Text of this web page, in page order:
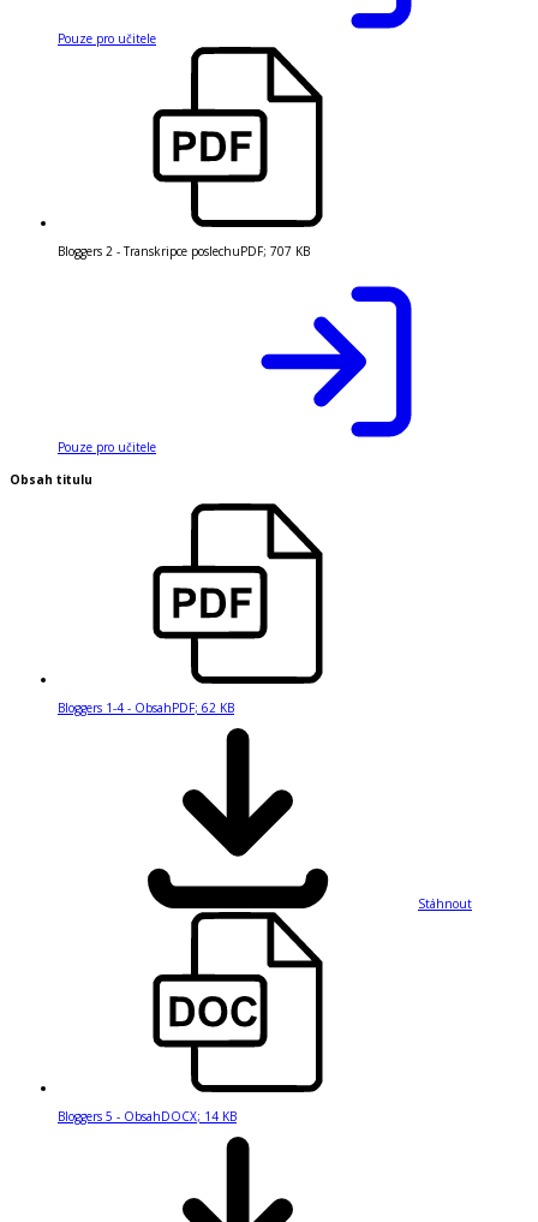
Pouze pro učitele
Bloggers 2 - Transkripce poslechuPDF; 707 KB
Pouze pro učitele
Obsah titulu
Bloggers 1-4 - ObsahPDF; 62 KB
Stáhnout
Bloggers 5 - ObsahDOCX; 14 KB